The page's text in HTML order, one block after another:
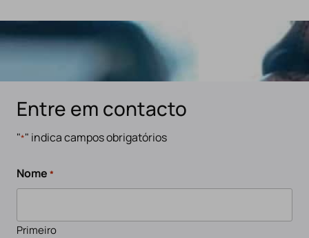
Entre em contacto
"*" indica campos obrigatórios
Nome *
Primeiro